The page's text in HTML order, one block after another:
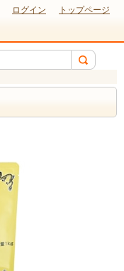
ログイン トップページ